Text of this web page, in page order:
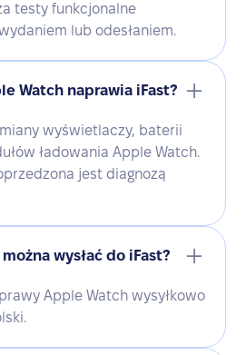
testy funkcjonalne
lub odesłaniem.
Watch naprawia iFast?
wyświetlaczy, baterii
ładowania Apple Watch.
jest diagnozą
wysłać do iFast?
Apple Watch wysyłkowo